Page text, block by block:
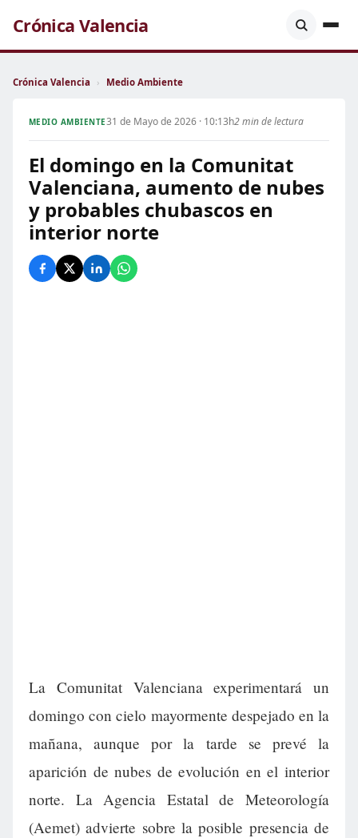
Crónica Valencia
Crónica Valencia › Medio Ambiente
MEDIO AMBIENTE31 de Mayo de 2026 · 10:13h2 min de lectura
El domingo en la Comunitat
Valenciana, aumento de nubes
y probables chubascos en
interior norte
La Comunitat Valenciana experimentará un
domingo con cielo mayormente despejado en la
mañana, aunque por la tarde se prevé la
aparición de nubes de evolución en el interior
norte. La Agencia Estatal de Meteorología
(Aemet) advierte sobre la posible presencia de